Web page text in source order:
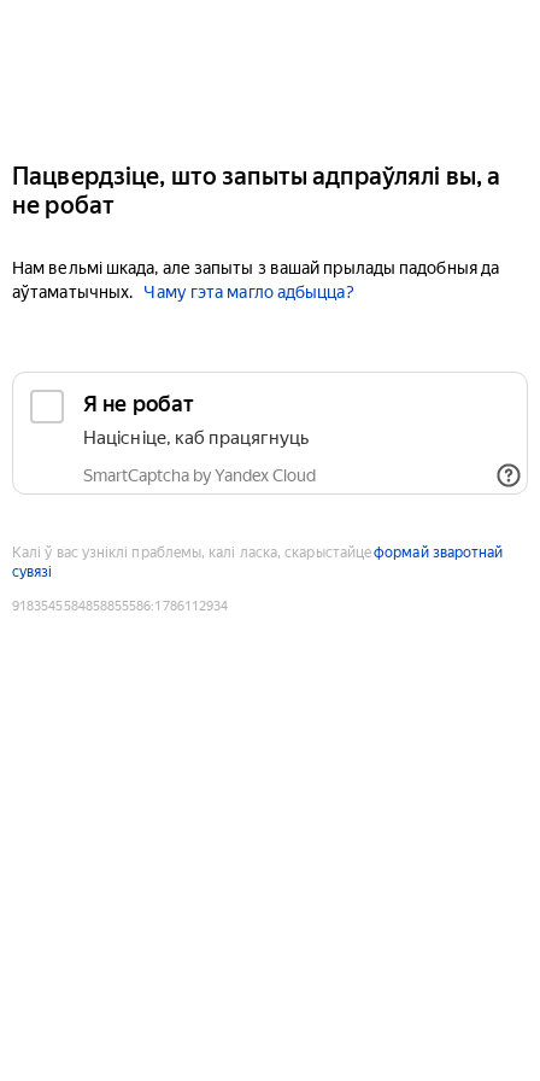
Пацвердзіце, што запыты адпраўлялі вы, а
не робат
Нам вельмі шкада, але запыты з вашай прылады падобныя да
аўтаматычных.
Чаму гэта магло адбыцца?
Я не робат
Націсніце, каб працягнуць
SmartCaptcha by Yandex Cloud
Калі ў вас узніклі праблемы, калі ласка, скарыстайцеформай зваротнай
сувязі
9183545584858855586:1786112934